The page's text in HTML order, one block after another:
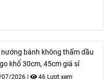
nướng bánh không thấm dầu
khổ 30cm, 45cm giá sỉ
2026 | 46 Lượt xem